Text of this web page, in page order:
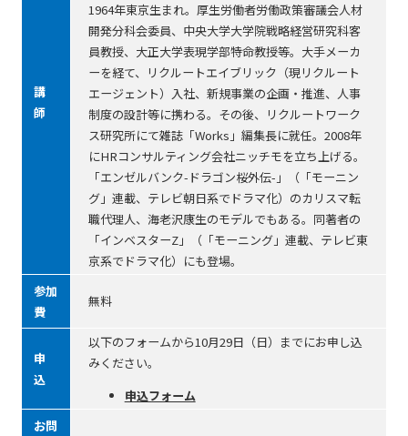
講
師
1964年東京生まれ。厚生労働者労働政策審議会人材
開発分科会委員、中央大学大学院戦略経営研究科客
員教授、大正大学表現学部特命教授等。大手メーカ
ーを経て、リクルートエイブリック（現リクルート
エージェント）入社、新規事業の企画・推進、人事
制度の設計等に携わる。その後、リクルートワーク
ス研究所にて雑誌「Works」編集長に就任。2008年
にHRコンサルティング会社ニッチモを立ち上げる。
「エンゼルバンク-ドラゴン桜外伝-」（「モーニン
グ」連載、テレビ朝日系でドラマ化）のカリスマ転
職代理人、海老沢康生のモデルでもある。同著者の
「インベスターZ」（「モーニング」連載、テレビ東
京系でドラマ化）にも登場。
参加
費
無料
申
込
以下のフォームから10月29日（日）までにお申し込
みください。
申込フォーム
お問